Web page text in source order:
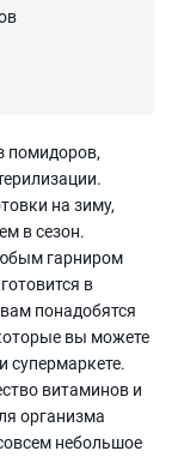
помидоров,
на зиму,
в сезон.
гарниром
в
понадобятся
вы можете
супермаркете.
витаминов и
организма
небольшое